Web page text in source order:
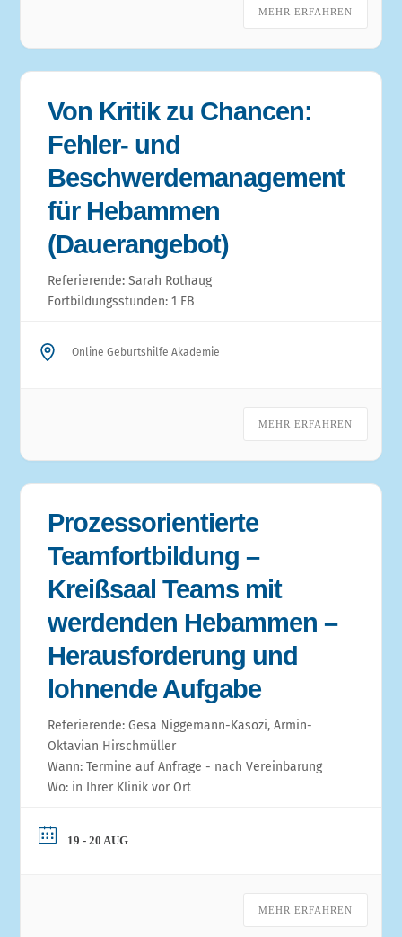
MEHR ERFAHREN
Von Kritik zu Chancen:
Fehler- und
Beschwerdemanagement
für Hebammen
(Dauerangebot)
Referierende: Sarah Rothaug
Fortbildungsstunden: 1 FB
Online Geburtshilfe Akademie
MEHR ERFAHREN
Prozessorientierte
Teamfortbildung –
Kreißsaal Teams mit
werdenden Hebammen –
Herausforderung und
lohnende Aufgabe
Referierende: Gesa Niggemann-Kasozi, Armin-
Oktavian Hirschmüller
Wann: Termine auf Anfrage - nach Vereinbarung
Wo: in Ihrer Klinik vor Ort
19 - 20 AUG
MEHR ERFAHREN